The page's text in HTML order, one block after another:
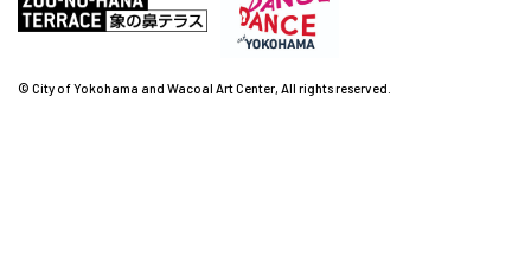
© City of Yokohama and Wacoal Art Center, All rights reserved.